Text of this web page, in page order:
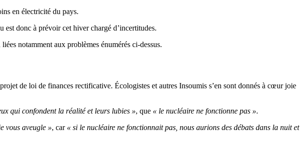
en électricité du pays.
est donc à prévoir cet hiver chargé d’incertitudes.
notamment aux problèmes énumérés ci-dessus.
de loi de finances rectificative. Écologistes et autres Insoumis s’en sont donnés à cœur joie
qui confondent la réalité et leurs lubies », que « le nucléaire ne fonctionne pas ».
vous aveugle », car « si le nucléaire ne fonctionnait pas, nous aurions des débats dans la nuit et